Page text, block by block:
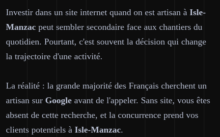
Investir dans un site internet quand on est artisan à Isle-
Manzac peut sembler secondaire face aux chantiers du
quotidien. Pourtant, c'est souvent la décision qui change
la trajectoire d'une activité.
La réalité : la grande majorité des Français cherchent un
artisan sur Google avant de l'appeler. Sans site, vous êtes
absent de cette recherche, et la concurrence prend vos
clients potentiels à Isle-Manzac.